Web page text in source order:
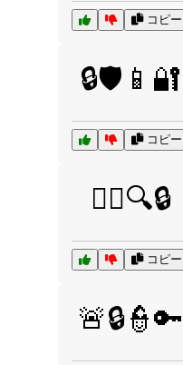
コピー
🔒🛡️📱🔐
コピー
🕵️‍♀️🔍🔒
コピー
🚨🔒👮🔑